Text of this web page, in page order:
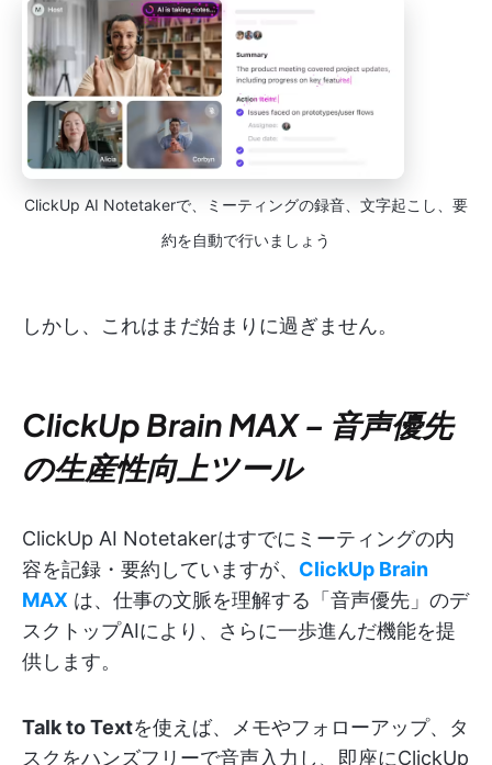
ClickUp AI Notetakerで、ミーティングの録音、文字起こし、要
約を自動で行いましょう
しかし、これはまだ始まりに過ぎません。
ClickUp Brain MAX – 音声優先
の生産性向上ツール
ClickUp AI Notetakerはすでにミーティングの内
容を記録・要約していますが、 ClickUp Brain
MAX は、仕事の文脈を理解する「音声優先」のデ
スクトップAIにより、さらに一歩進んだ機能を提
供します。
Talk to Textを使えば、メモやフォローアップ、タ
スクをハンズフリーで音声入力し、即座にClickUp